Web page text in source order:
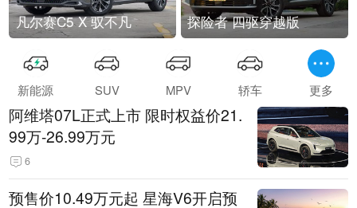
凡尔赛C5 X 驭不凡 探险者 四驱穿越版
新能源 SUV MPV 轿车 更多
阿维塔07L正式上市 限时权益价21.
99万-26.99万元
6
预售价10.49万元起 星海V6开启预